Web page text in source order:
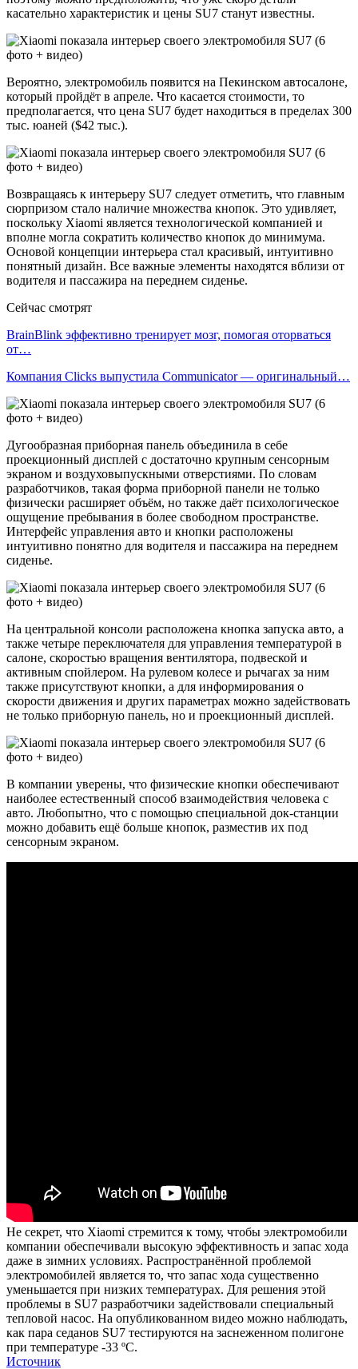
касательно характеристик и цены SU7 станут известны.
Вероятно, электромобиль появится на Пекинском автосалоне,
который пройдёт в апреле. Что касается стоимости, то
предполагается, что цена SU7 будет находиться в пределах 300
тыс. юаней ($42 тыс.).
Возвращаясь к интерьеру SU7 следует отметить, что главным
сюрпризом стало наличие множества кнопок. Это удивляет,
поскольку Xiaomi является технологической компанией и
вполне могла сократить количество кнопок до минимума.
Основой концепции интерьера стал красивый, интуитивно
понятный дизайн. Все важные элементы находятся вблизи от
водителя и пассажира на переднем сиденье.
Сейчас смотрят
BrainBlink эффективно тренирует мозг, помогая оторваться
от…
Компания Clicks выпустила Communicator — оригинальный…
Дугообразная приборная панель объединила в себе
проекционный дисплей с достаточно крупным сенсорным
экраном и воздуховыпускными отверстиями. По словам
разработчиков, такая форма приборной панели не только
физически расширяет объём, но также даёт психологическое
ощущение пребывания в более свободном пространстве.
Интерфейс управления авто и кнопки расположены
интуитивно понятно для водителя и пассажира на переднем
сиденье.
На центральной консоли расположена кнопка запуска авто, а
также четыре переключателя для управления температурой в
салоне, скоростью вращения вентилятора, подвеской и
активным спойлером. На рулевом колесе и рычагах за ним
также присутствуют кнопки, а для информирования о
скорости движения и других параметрах можно задействовать
не только приборную панель, но и проекционный дисплей.
В компании уверены, что физические кнопки обеспечивают
наиболее естественный способ взаимодействия человека с
авто. Любопытно, что с помощью специальной док-станции
можно добавить ещё больше кнопок, разместив их под
сенсорным экраном.
Не секрет, что Xiaomi стремится к тому, чтобы электромобили
компании обеспечивали высокую эффективность и запас хода
даже в зимних условиях. Распространённой проблемой
электромобилей является то, что запас хода существенно
уменьшается при низких температурах. Для решения этой
проблемы в SU7 разработчики задействовали специальный
тепловой насос. На опубликованном видео можно наблюдать,
как пара седанов SU7 тестируются на заснеженном полигоне
при температуре -33 ºC.
Источник